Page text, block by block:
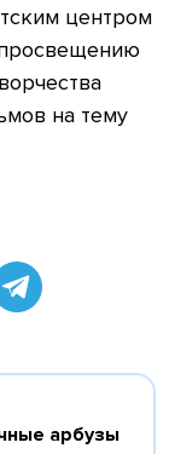
центром
на тему
арбузы